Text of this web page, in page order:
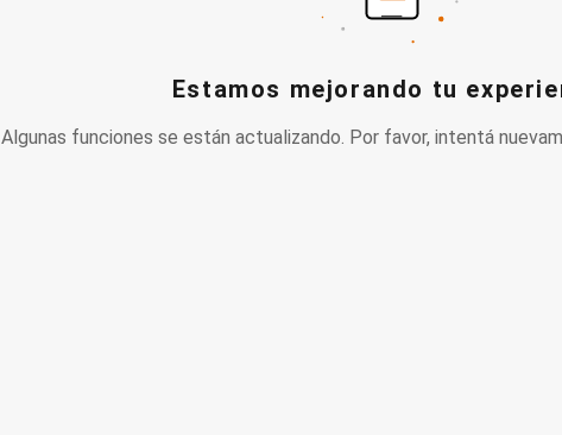
Estamos mejorando tu
Algunas funciones se están actualizando. Por favor, intentá